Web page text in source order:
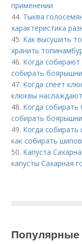
применении
44. Тыква
характеристика
45. Как высушить
хранить
46. Когда
собирать
47. Когда спеет
клюквы
48. Когда собирать
собирать
49. Когда собирать
как собирать
50. Капуста
капусты Сахарная